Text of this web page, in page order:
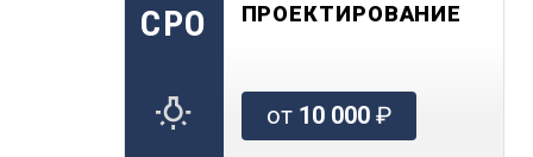
СРО ПРОЕКТИРОВАНИЕ
от 10 000₽